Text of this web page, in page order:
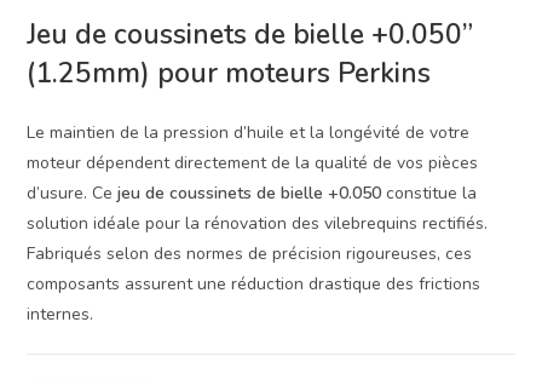
Jeu de coussinets de bielle +0.050”
(1.25mm) pour moteurs Perkins
Le maintien de la pression d’huile et la longévité de votre
moteur dépendent directement de la qualité de vos pièces
d’usure. Cejeu de coussinets de bielle +0.050 constitue la
solution idéale pour la rénovation des vilebrequins rectifiés.
Fabriqués selon des normes de précision rigoureuses, ces
composants assurent une réduction drastique des frictions
internes.